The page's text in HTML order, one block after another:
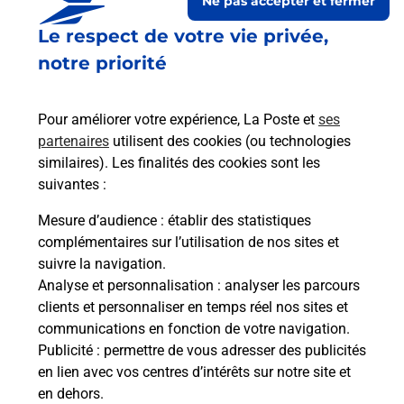
Le respect de votre vie privée,
notre priorité
Pour améliorer votre expérience, La Poste et ses
partenaires utilisent des cookies (ou technologies
similaires). Les finalités des cookies sont les
suivantes :
Mesure d’audience : établir des statistiques
complémentaires sur l’utilisation de nos sites et
suivre la navigation.
Analyse et personnalisation : analyser les parcours
clients et personnaliser en temps réel nos sites et
communications en fonction de votre navigation.
Publicité : permettre de vous adresser des publicités
en lien avec vos centres d’intérêts sur notre site et
en dehors.
Prochaine collecte du courrierlundià 08h00
96 Route D Aubenas
07110 Uzer
Itinéraire
Le lien s'ouvre dans un nouvel onglet